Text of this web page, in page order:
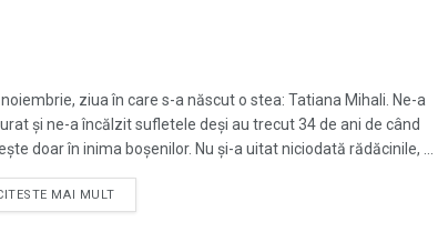
ziua în care s-a născut o stea: Tatiana Mihali. Ne-a
și ne-a încălzit sufletele deși au trecut 34 de ani de când
doar în inima boșenilor. Nu și-a uitat niciodată rădăcinile, ...
MAI MULT